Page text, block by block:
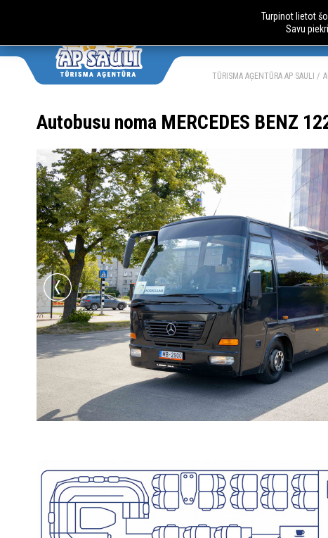
AUTOBUSU
TŪRISMA AĢENTŪRA AP SAULI
Autobusu noma MERCEDES BENZ
Turpinot lietot
Savu